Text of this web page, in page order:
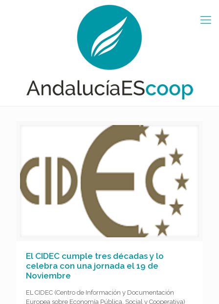
El CIDEC cumple tres décadas y lo
celebra con una jornada el 19 de
Noviembre
EL CIDEC (Centro de Información y Documentación
Europea sobre Economía Pública, Social y Cooperativa)